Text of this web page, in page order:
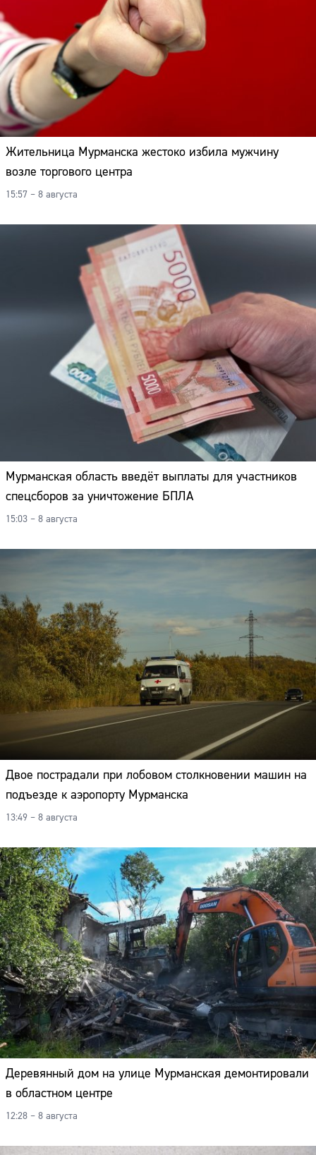
Жительница Мурманска жестоко избила мужчину
возле торгового центра
15:57 – 8 августа
Мурманская область введёт выплаты для участников
спецсборов за уничтожение БПЛА
15:03 – 8 августа
Двое пострадали при лобовом столкновении машин на
подъезде к аэропорту Мурманска
13:49 – 8 августа
Деревянный дом на улице Мурманская демонтировали
в областном центре
12:28 – 8 августа